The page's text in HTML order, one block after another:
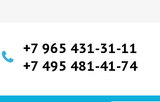
+7 965 431-31-11
+7 495 481-41-74